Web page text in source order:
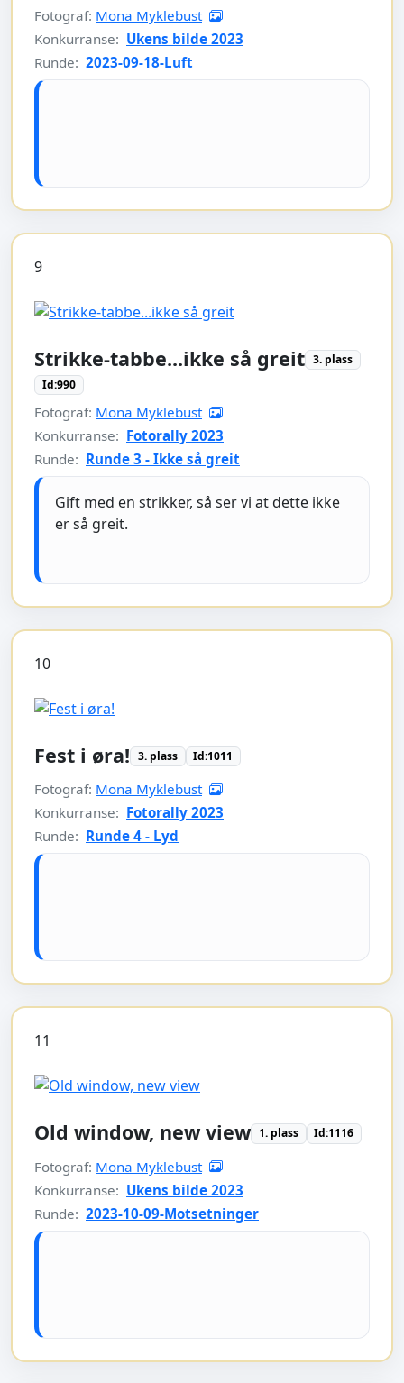
Fotograf: Mona Myklebust
Konkurranse: Ukens bilde 2023
Runde: 2023-09-18-Luft
9
Strikke-tabbe...ikke så greit 3. plass
Id:990
Fotograf: Mona Myklebust
Konkurranse: Fotorally 2023
Runde: Runde 3 - Ikke så greit
Gift med en strikker, så ser vi at dette ikke
er så greit.
10
Fest i øra! 3. plass Id:1011
Fotograf: Mona Myklebust
Konkurranse: Fotorally 2023
Runde: Runde 4 - Lyd
11
Old window, new view 1. plass Id:1116
Fotograf: Mona Myklebust
Konkurranse: Ukens bilde 2023
Runde: 2023-10-09-Motsetninger